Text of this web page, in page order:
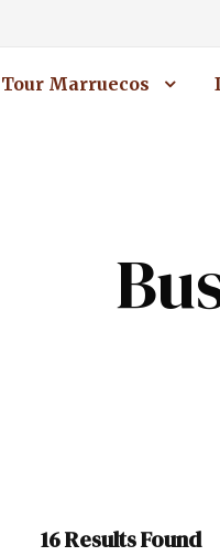
Tour Marruecos
16 Results Found